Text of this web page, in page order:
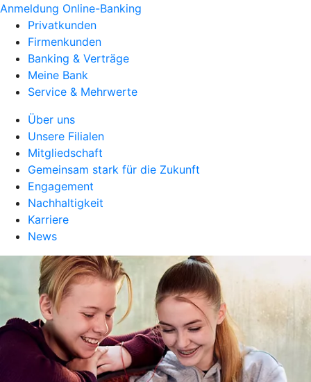
Anmeldung Online-Banking
Privatkunden
Firmenkunden
Banking & Verträge
Meine Bank
Service & Mehrwerte
Über uns
Unsere Filialen
Mitgliedschaft
Gemeinsam stark für die Zukunft
Engagement
Nachhaltigkeit
Karriere
News